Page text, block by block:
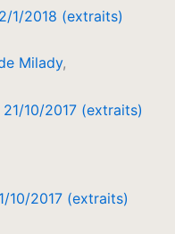
1/2018 (extraits)
Milady,
10/2017 (extraits)